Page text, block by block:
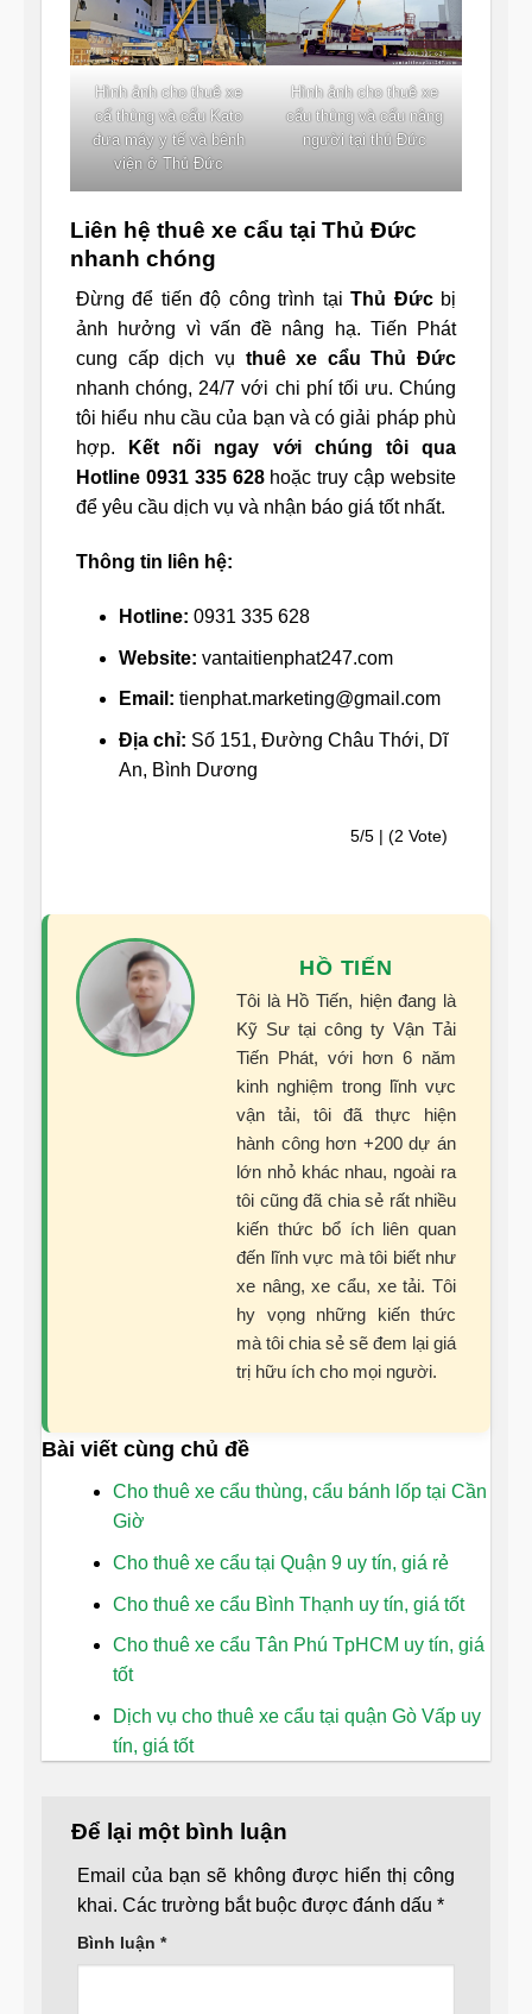
Hình ảnh cho thuê xe
cẩ thùng và cẩu Kato
đưa máy y tế và bênh
viện ở Thủ Đức
Hình ảnh cho thuê xe
cẩu thùng và cẩu nâng
người tại thủ Đức
Liên hệ thuê xe cẩu tại Thủ Đức
nhanh chóng
Đừng để tiến độ công trình tạiThủ Đứcbị
ảnh hưởng vì vấn đề nâng hạ. Tiến Phát
cung cấp dịch vụ thuê xe cẩu Thủ Đức
nhanh chóng, 24/7 với chi phí tối ưu. Chúng
tôi hiểu nhu cầu của bạn và có giải pháp phù
hợp.
Kết nối ngay với chúng tôi qua
Hotline 0931 335 628hoặc truy cập website
để yêu cầu dịch vụ và nhận báo giá tốt nhất.
Thông tin liên hệ:
Hotline: 0931 335 628
Website: vantaitienphat247.com
Email: tienphat.marketing@gmail.com
Địa chỉ: Số 151, Đường Châu Thới, Dĩ
An, Bình Dương
5/5 | (2 Vote)
HỒ TIẾN
Tôi là Hồ Tiến, hiện đang là
Kỹ Sư tại công ty Vận Tải
Tiến Phát, với hơn 6 năm
kinh nghiệm trong lĩnh vực
vận tải, tôi đã thực hiện
hành công hơn +200 dự án
lớn nhỏ khác nhau, ngoài ra
tôi cũng đã chia sẻ rất nhiều
kiến thức bổ ích liên quan
đến lĩnh vực mà tôi biết như
xe nâng, xe cẩu, xe tải. Tôi
hy vọng những kiến thức
mà tôi chia sẻ sẽ đem lại giá
trị hữu ích cho mọi người.
Bài viết cùng chủ đề
Cho thuê xe cẩu thùng, cẩu bánh lốp tại Cần
Giờ
Cho thuê xe cẩu tại Quận 9 uy tín, giá rẻ
Cho thuê xe cẩu Bình Thạnh uy tín, giá tốt
Cho thuê xe cẩu Tân Phú TpHCM uy tín, giá
tốt
Dịch vụ cho thuê xe cẩu tại quận Gò Vấp uy
tín, giá tốt
Để lại một bình luận
Email của bạn sẽ không được hiển thị công
khai. Các trường bắt buộc được đánh dấu *
Bình luận *